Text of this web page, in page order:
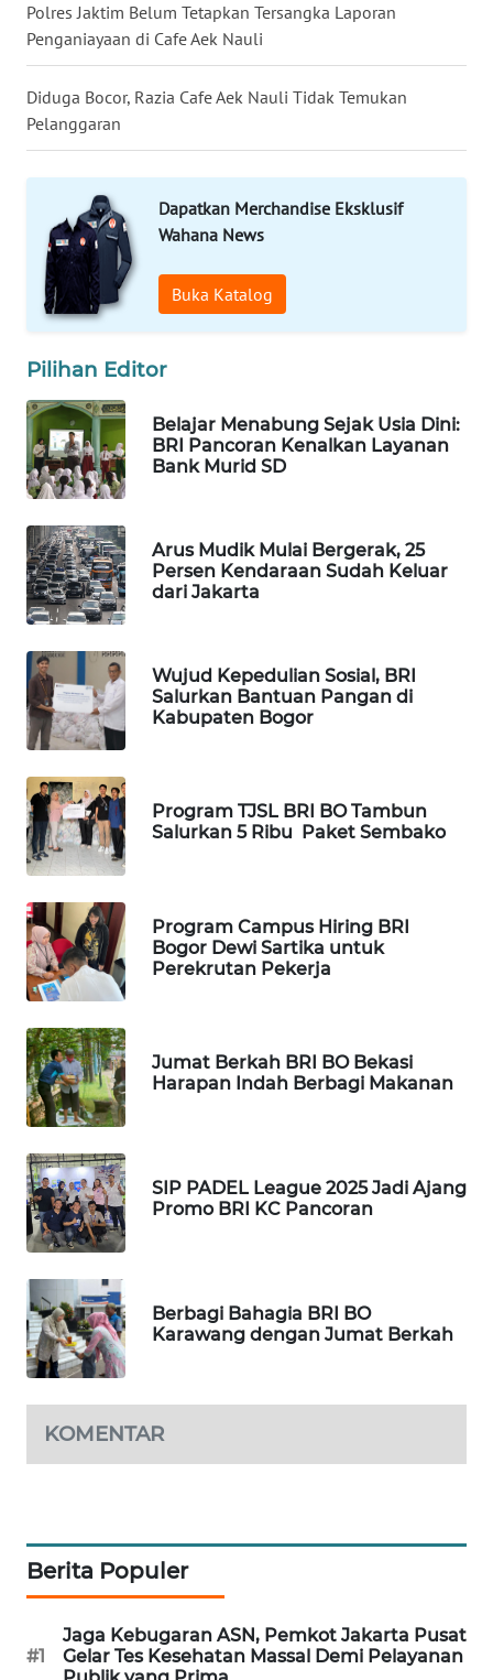
Polres Jaktim Belum Tetapkan Tersangka Laporan
Penganiayaan di Cafe Aek Nauli
Diduga Bocor, Razia Cafe Aek Nauli Tidak Temukan
Pelanggaran
Dapatkan Merchandise Eksklusif
Wahana News
Buka Katalog
Pilihan Editor
Belajar Menabung Sejak Usia Dini:
BRI Pancoran Kenalkan Layanan
Bank Murid SD
Arus Mudik Mulai Bergerak, 25
Persen Kendaraan Sudah Keluar
dari Jakarta
Wujud Kepedulian Sosial, BRI
Salurkan Bantuan Pangan di
Kabupaten Bogor
Program TJSL BRI BO Tambun
Salurkan 5 Ribu Paket Sembako
Program Campus Hiring BRI
Bogor Dewi Sartika untuk
Perekrutan Pekerja
Jumat Berkah BRI BO Bekasi
Harapan Indah Berbagi Makanan
SIP PADEL League 2025 Jadi Ajang
Promo BRI KC Pancoran
Berbagi Bahagia BRI BO
Karawang dengan Jumat Berkah
KOMENTAR
Berita Populer
#1
Jaga Kebugaran ASN, Pemkot Jakarta Pusat
Gelar Tes Kesehatan Massal Demi Pelayanan
DANAU
TOBA
WN
NIAS
LANGKAT
WN
TAPANULI
SELATAN
WN
LESUNG
WN
KARO
WN
SIMALUNGUN
LABUHANBATU
WN
TAPANULI
WN DELI
SERDANG
WN
TEBING
TINGGI
PAKPAK
WN
KARAWANG
WN
BEKASI
WN
BOGOR
WN
DEPOK
TAPANULI
UTARA
SAMOSIR
WN
PADANG
LAWAS